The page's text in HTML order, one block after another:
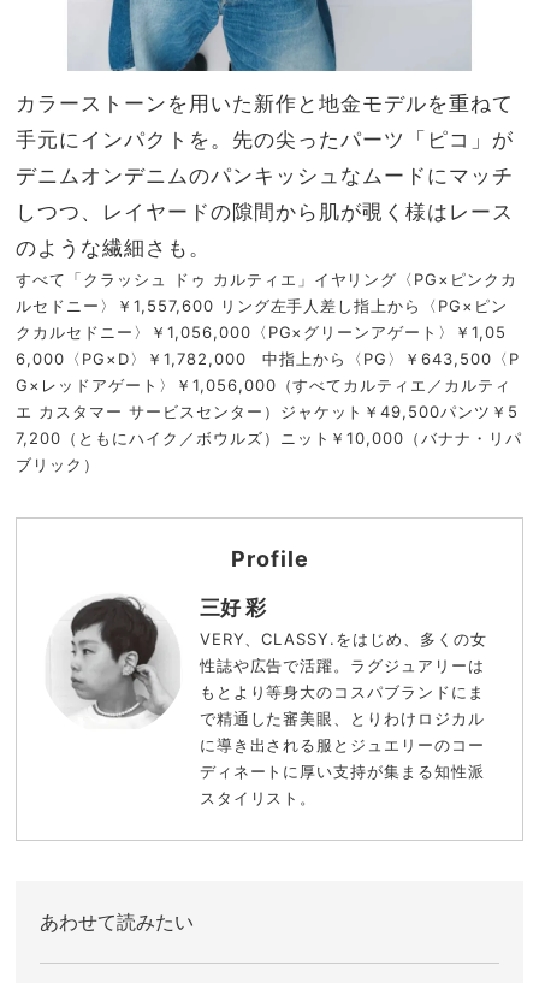
カラーストーンを用いた新作と地金モデルを重ねて
手元にインパクトを。先の尖ったパーツ「ピコ」が
デニムオンデニムのパンキッシュなムードにマッチ
しつつ、レイヤードの隙間から肌が覗く様はレース
のような繊細さも。
すべて「クラッシュ ドゥ カルティエ」イヤリング〈PG×ピンクカ
ルセドニー〉￥1,557,600 リング左手人差し指上から〈PG×ピン
クカルセドニー〉￥1,056,000〈PG×グリーンアゲート〉￥1,05
6,000〈PG×D〉￥1,782,000 中指上から〈PG〉￥643,500〈P
G×レッドアゲート〉￥1,056,000（すべてカルティエ／カルティ
エ カスタマー サービスセンター）ジャケット￥49,500パンツ￥5
7,200（ともにハイク／ボウルズ）ニット￥10,000（バナナ・リパ
ブリック）
Profile
三好 彩
VERY、CLASSY.をはじめ、多くの女
性誌や広告で活躍。ラグジュアリーは
もとより等身大のコスパブランドにま
で精通した審美眼、とりわけロジカル
に導き出される服とジュエリーのコー
ディネートに厚い支持が集まる知性派
スタイリスト。
あわせて読みたい